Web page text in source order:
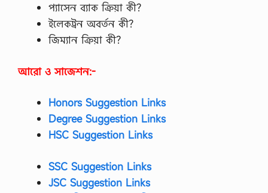
প্যাসেন ব্যাক ক্রিয়া কী?
ইলেকট্রন অবর্তন কী?
জিম্যান ক্রিয়া কী?
আরো ও সাজেশন:-
Honors Suggestion Links
Degree Suggestion Links
HSC Suggestion Links
SSC Suggestion Links
JSC Suggestion Links